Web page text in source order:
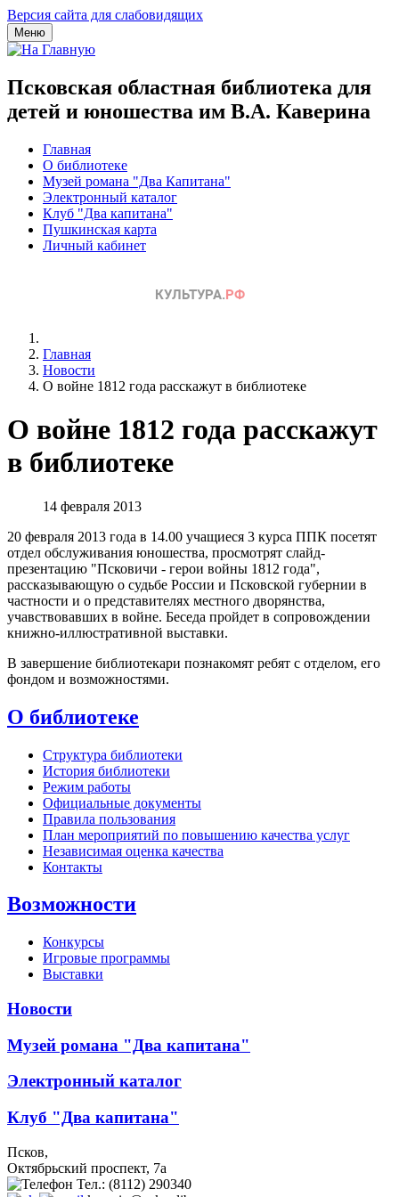
Версия сайта для слабовидящих
Меню
Псковская областная библиотека для
детей и юношества им В.А. Каверина
Главная
О библиотеке
Музей романа "Два Капитана"
Электронный каталог
Клуб "Два капитана"
Пушкинская карта
Личный кабинет
Главная
Новости
О войне 1812 года расскажут в библиотеке
О войне 1812 года расскажут
в библиотеке
14 февраля 2013
20 февраля 2013 года в 14.00 учащиеся 3 курса ППК посетят
отдел обслуживания юношества, просмотрят слайд-
презентацию "Псковичи - герои войны 1812 года",
рассказывающую о судьбе России и Псковской губернии в
частности и о представителях местного дворянства,
учавствовавших в войне. Беседа пройдет в сопровождении
книжно-иллюстративной выставки.
В завершение библиотекари познакомят ребят с отделом, его
фондом и возможностями.
О библиотеке
Структура библиотеки
История библиотеки
Режим работы
Официальные документы
Правила пользования
План мероприятий по повышению качества услуг
Независимая оценка качества
Контакты
Возможности
Конкурсы
Игровые программы
Выставки
Новости
Музей романа "Два капитана"
Электронный каталог
Клуб "Два капитана"
Псков,
Октябрьский проспект, 7a
Тел.: (8112) 290340